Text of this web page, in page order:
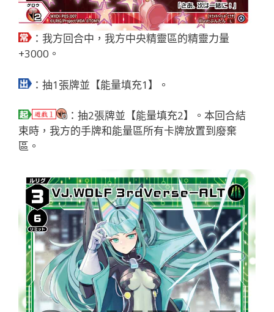
：我方回合中，我方中央精靈區的精靈力量
+3000。
：抽1張牌並【能量填充1】。
：抽2張牌並【能量填充2】。本回合結
束時，我方的手牌和能量區所有卡牌放置到廢棄
區。